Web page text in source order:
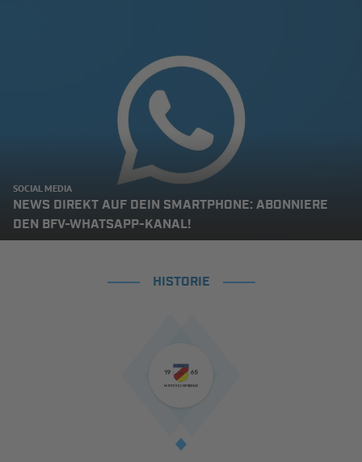
SOCIAL MEDIA
NEWS DIREKT AUF DEIN SMARTPHONE: ABONNIERE
DEN BFV-WHATSAPP-KANAL!
HISTORIE